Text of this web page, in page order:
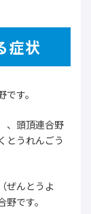
症状
す。
、頭頂連合野
とうれんごう
ぜんとうよ
です。